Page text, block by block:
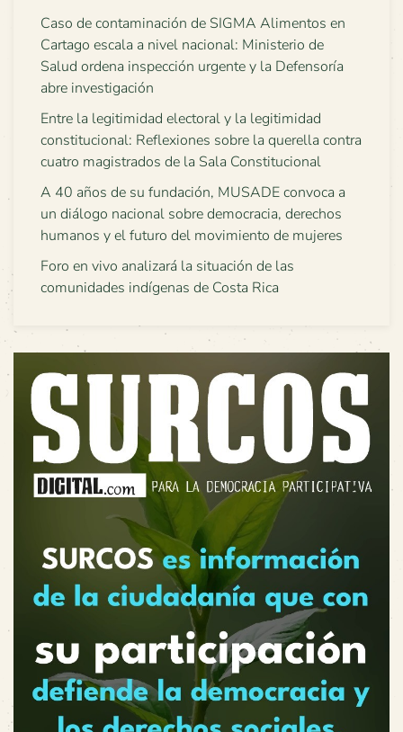
Caso de contaminación de SIGMA Alimentos en
Cartago escala a nivel nacional: Ministerio de
Salud ordena inspección urgente y la Defensoría
abre investigación
Entre la legitimidad electoral y la legitimidad
constitucional: Reflexiones sobre la querella contra
cuatro magistrados de la Sala Constitucional
A 40 años de su fundación, MUSADE convoca a
un diálogo nacional sobre democracia, derechos
humanos y el futuro del movimiento de mujeres
Foro en vivo analizará la situación de las
comunidades indígenas de Costa Rica